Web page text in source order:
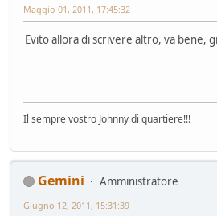
Maggio 01, 2011, 17:45:32
Evito allora di scrivere altro, va bene,
Il sempre vostro Johnny di quartiere!!!
Gemini
Amministratore
Giugno 12, 2011, 15:31:39